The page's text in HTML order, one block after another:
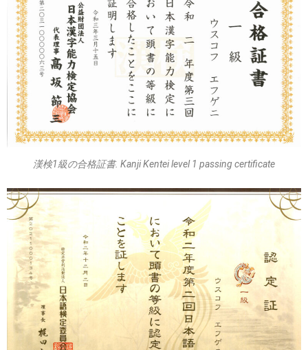
漢検1級の合格証書. Kanji Kentei level 1 passing certificate